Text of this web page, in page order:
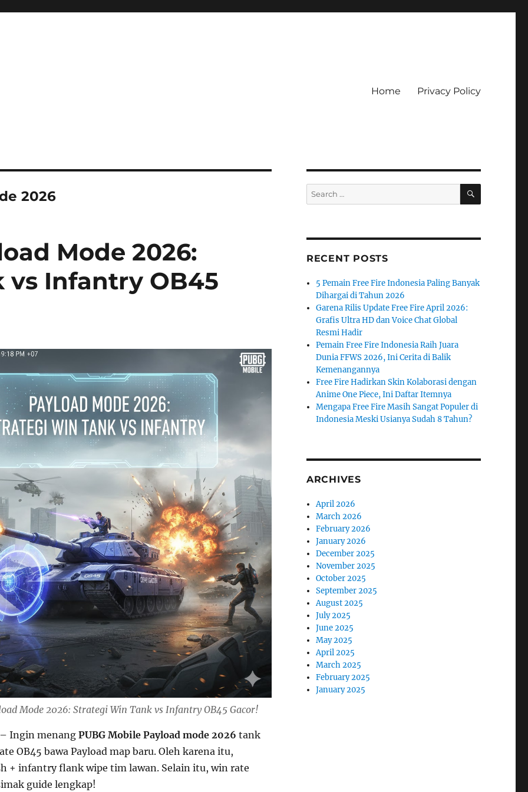
Home Privacy Policy
2026
Mode 2026:
vs Infantry OB45
Mode 2026: Strategi Win Tank vs Infantry OB45 Gacor!
Ingin menangPUBG Mobile Payload mode 2026 tank
OB45 bawa Payload map baru. Oleh karena itu,
+ infantry flank wipe tim lawan. Selain itu, win rate
guide lengkap!
Search
for:
SEARCH
RECENT POSTS
5 Pemain Free Fire Indonesia Paling Banyak
Dihargai di Tahun 2026
Garena Rilis Update Free Fire April 2026:
Grafis Ultra HD dan Voice Chat Global
Resmi Hadir
Pemain Free Fire Indonesia Raih Juara
Dunia FFWS 2026, Ini Cerita di Balik
Kemenangannya
Free Fire Hadirkan Skin Kolaborasi dengan
Anime One Piece, Ini Daftar Itemnya
Mengapa Free Fire Masih Sangat Populer di
Indonesia Meski Usianya Sudah 8 Tahun?
ARCHIVES
April 2026
March 2026
February 2026
January 2026
December 2025
November 2025
October 2025
September 2025
August 2025
July 2025
June 2025
May 2025
April 2025
March 2025
February 2025
January 2025